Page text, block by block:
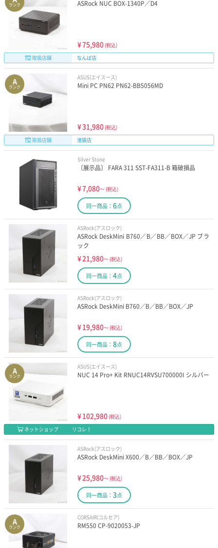
ランク ASRock NUC BOX-1340P／D4
¥75,980 (税込)
取扱店舗
なんば店
A
ランク
ASUS(エイスース)
Mini PC PN62 PN62-BB5056MD
¥31,980 (税込)
取扱店舗
池袋店
Silver Stone
〔展示品〕 FARA 311 SST-FA311-B 箱破損品
¥7,080～ (税込)
同一商品： 6点
ASRock(アスロック)
ASRock DeskMini B760／B／BB／BOX／JP ブラ
ック
¥21,980～ (税込)
同一商品： 4点
ASRock(アスロック)
ASRock DeskMini B760／B／BB／BOX／JP
¥19,980～ (税込)
同一商品： 8点
A
ランク
ASUS(エイスース)
NUC 14 Pro+ Kit RNUC14RVSU700000I シルバー
¥102,980 (税込)
ネットショップ
リコレ！
ASRock(アスロック)
ASRock DeskMini X600／B／BB／BOX／JP
¥25,980～ (税込)
同一商品： 3点
A
ランク
CORSAIR(コルセア)
RM550 CP-9020053-JP